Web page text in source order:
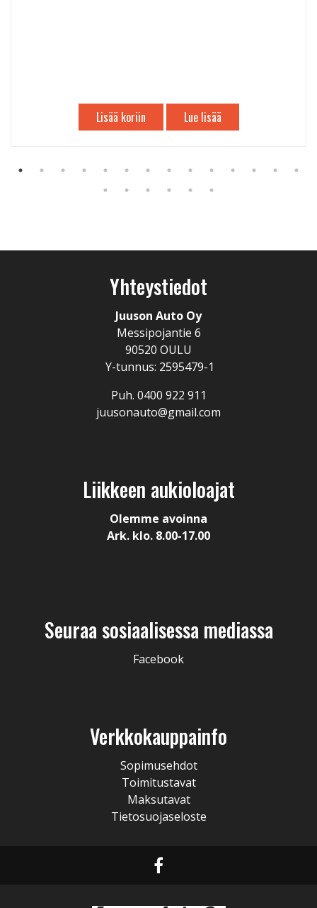
Lisää koriin Lue lisää
Yhteystiedot
Juuson Auto Oy
Messipojantie 6
90520 OULU
Y-tunnus: 2595479-1
Puh. 0400 922 911
juusonauto@gmail.com
Liikkeen aukioloajat
Olemme avoinna
Ark. klo. 8.00-17.00
Seuraa sosiaalisessa mediassa
Facebook
Verkkokauppainfo
Sopimusehdot
Toimitustavat
Maksutavat
Tietosuojaseloste